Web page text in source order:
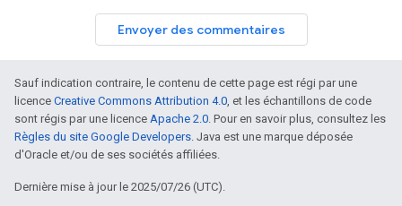
Envoyer des commentaires
Sauf indication contraire, le contenu de cette page est régi par une
licence Creative Commons Attribution 4.0, et les échantillons de code
sont régis par une licence Apache 2.0. Pour en savoir plus, consultez les
Règles du site Google Developers. Java est une marque déposée
d'Oracle et/ou de ses sociétés affiliées.
Dernière mise à jour le 2025/07/26 (UTC).